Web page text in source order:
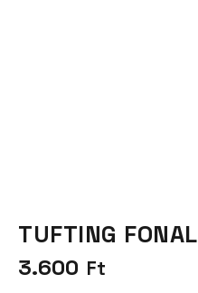
TUFTING
3.600 Ft